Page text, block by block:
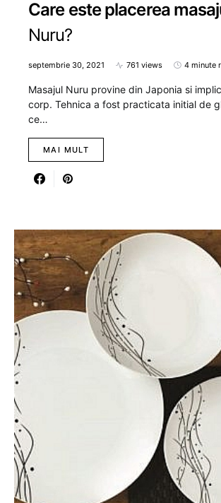
Care este placerea
Nuru?
septembrie 30, 2021 761 views 4 minute
Masajul Nuru provine din Japonia si
corp. Tehnica a fost practicata initial de
ce…
MAI MULT